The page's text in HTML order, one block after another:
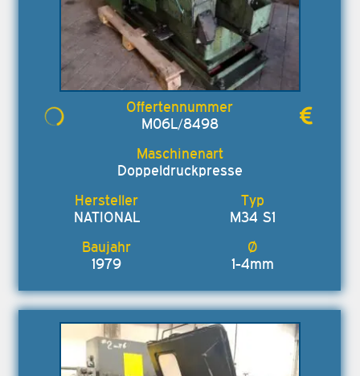
M06L/8498
Doppeldruckpresse
NATIONAL M34 S1
1979 1-4mm